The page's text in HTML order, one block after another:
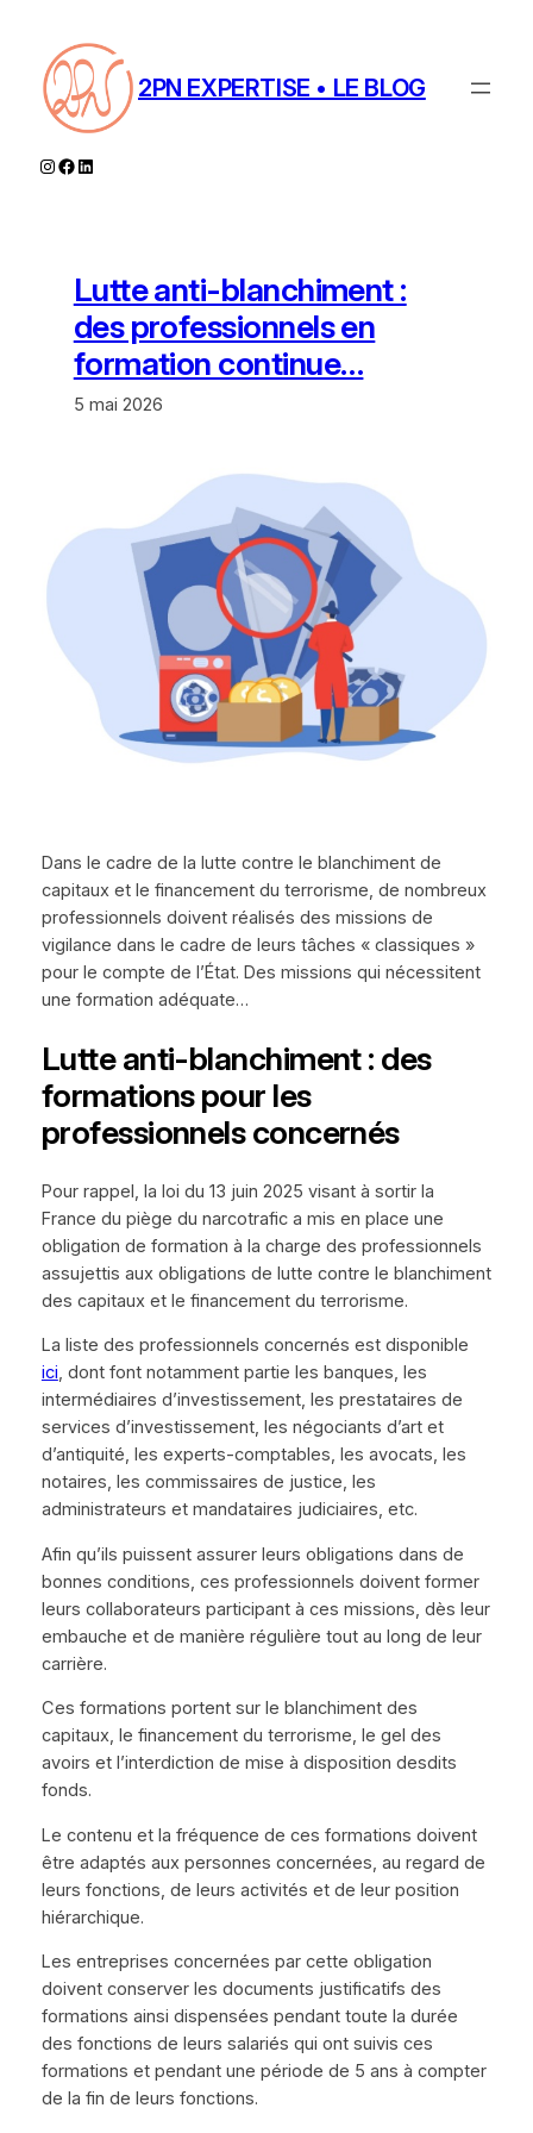
contenu
2PN EXPERTISE • LE BLOG
Instagram
Facebook
LinkedIn
Lutte anti-blanchiment :
des professionnels en
formation continue…
5 mai 2026
Dans le cadre de la lutte contre le blanchiment de
capitaux et le financement du terrorisme, de nombreux
professionnels doivent réalisés des missions de
vigilance dans le cadre de leurs tâches « classiques »
pour le compte de l’État. Des missions qui nécessitent
une formation adéquate…
Lutte anti-blanchiment : des
formations pour les
professionnels concernés
Pour rappel, la loi du 13 juin 2025 visant à sortir la
France du piège du narcotrafic a mis en place une
obligation de formation à la charge des professionnels
assujettis aux obligations de lutte contre le blanchiment
des capitaux et le financement du terrorisme.
La liste des professionnels concernés est disponible
ici, dont font notamment partie les banques, les
intermédiaires d’investissement, les prestataires de
services d’investissement, les négociants d’art et
d’antiquité, les experts-comptables, les avocats, les
notaires, les commissaires de justice, les
administrateurs et mandataires judiciaires, etc.
Afin qu’ils puissent assurer leurs obligations dans de
bonnes conditions, ces professionnels doivent former
leurs collaborateurs participant à ces missions, dès leur
embauche et de manière régulière tout au long de leur
carrière.
Ces formations portent sur le blanchiment des
capitaux, le financement du terrorisme, le gel des
avoirs et l’interdiction de mise à disposition desdits
fonds.
Le contenu et la fréquence de ces formations doivent
être adaptés aux personnes concernées, au regard de
leurs fonctions, de leurs activités et de leur position
hiérarchique.
Les entreprises concernées par cette obligation
doivent conserver les documents justificatifs des
formations ainsi dispensées pendant toute la durée
des fonctions de leurs salariés qui ont suivis ces
formations et pendant une période de 5 ans à compter
de la fin de leurs fonctions.